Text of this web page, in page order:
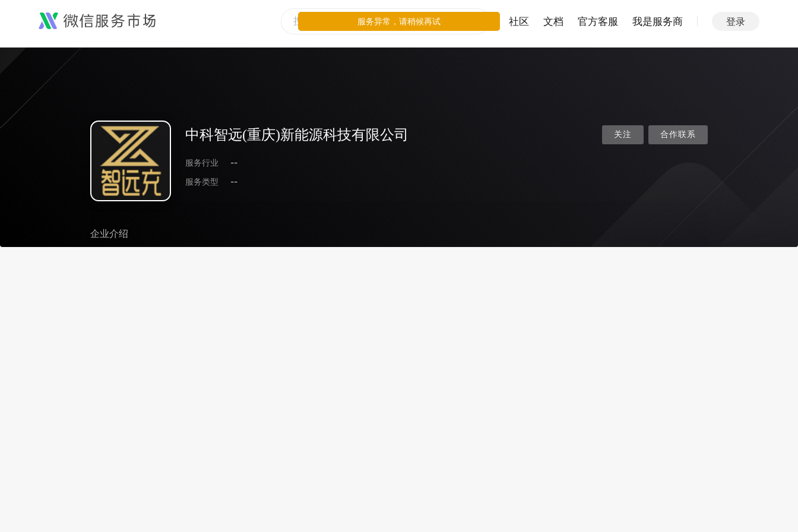
社区 文档 官方客服 我是服务商 登录
中科智远(重庆)新能源科技有限公司
服务行业
--
服务类型
--
关注 合作联系
企业介绍
服务异常，请稍候再试